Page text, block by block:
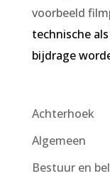
voorbeeld
technische
bijdrage
Achterhoek
Algemeen
Bestuur en